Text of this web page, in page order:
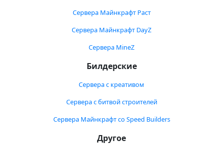
Сервера Майнкрафт Раст
Сервера Майнкрафт DayZ
Сервера MineZ
Билдерские
Сервера с креативом
Сервера с битвой строителей
Сервера Майнкрафт со Speed Builders
Другое